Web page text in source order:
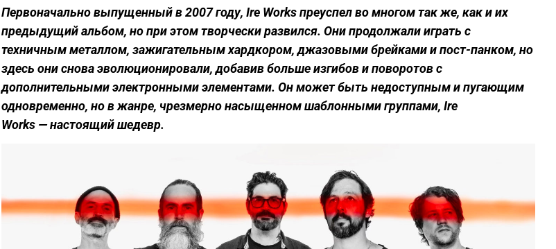
Первоначально выпущенный в 2007году, Ire Works преуспел во многомтакже, какиих
предыдущий альбом, ноприэтомтворчески развился. Они продолжали играть с
техничным металлом, зажигательнымхардкором, джазовыми брейками и пост-панком, но
здесь они снова эволюционировали,добавив больше изгибов и поворотов с
дополнительными электронными элементами. Он может быть недоступным и пугающим
одновременно, но в жанре, чрезмерно насыщенном шаблонными группами, Ire
Works—настоящийшедевр.